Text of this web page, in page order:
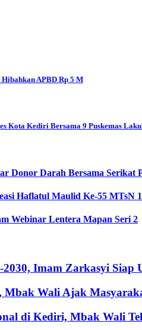
APBD Rp 5 M
Kota Kediri Bersama 9 Puskemas
Donor Darah Bersama Serikat
Haflatul Maulid Ke-55 MTsN
Webinar Lentera Mapan Seri 2
Imam Zarkasyi Siap
Wali Ajak
di Kediri, Mbak Wali